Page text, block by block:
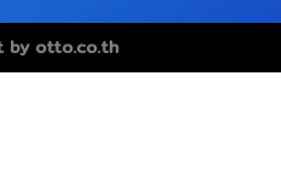
by otto.co.th